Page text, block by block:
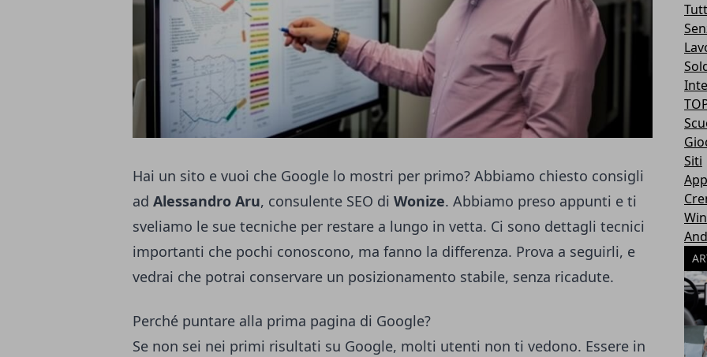
Hai un sito e vuoi che Google lo mostri per primo? Abbiamo chiesto consigli
ad Alessandro Aru, consulente SEO di Wonize. Abbiamo preso appunti e ti
sveliamo le sue tecniche per restare a lungo in vetta. Ci sono dettagli tecnici
importanti che pochi conoscono, ma fanno la differenza. Prova a seguirli, e
vedrai che potrai conservare un posizionamento stabile, senza ricadute.
Perché puntare alla prima pagina di Google?
Se non sei nei primi risultati su Google, molti utenti non ti vedono. Essere in
Siti